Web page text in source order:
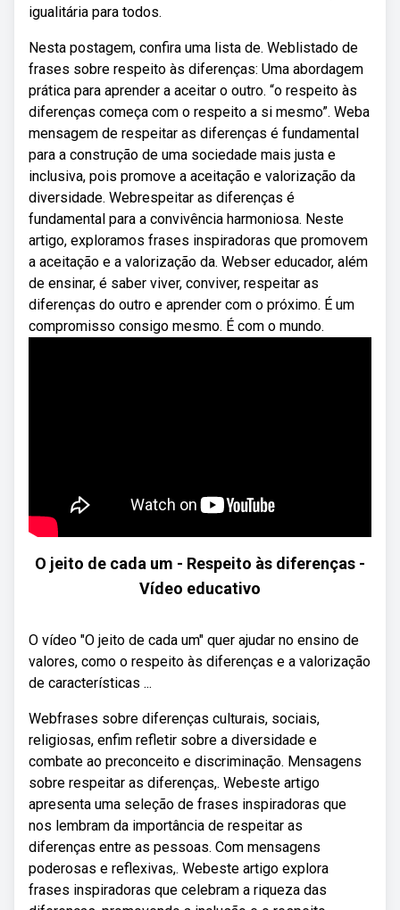
igualitária para todos.
Nesta postagem, confira uma lista de. Weblistado de
frases sobre respeito às diferenças: Uma abordagem
prática para aprender a aceitar o outro. “o respeito às
diferenças começa com o respeito a si mesmo”. Weba
mensagem de respeitar as diferenças é fundamental
para a construção de uma sociedade mais justa e
inclusiva, pois promove a aceitação e valorização da
diversidade. Webrespeitar as diferenças é
fundamental para a convivência harmoniosa. Neste
artigo, exploramos frases inspiradoras que promovem
a aceitação e a valorização da. Webser educador, além
de ensinar, é saber viver, conviver, respeitar as
diferenças do outro e aprender com o próximo. É um
compromisso consigo mesmo. É com o mundo.
O jeito de cada um - Respeito às diferenças -
Vídeo educativo
O vídeo "O jeito de cada um" quer ajudar no ensino de
valores, como o respeito às diferenças e a valorização
de características ...
Webfrases sobre diferenças culturais, sociais,
religiosas, enfim refletir sobre a diversidade e
combate ao preconceito e discriminação. Mensagens
sobre respeitar as diferenças,. Webeste artigo
apresenta uma seleção de frases inspiradoras que
nos lembram da importância de respeitar as
diferenças entre as pessoas. Com mensagens
poderosas e reflexivas,. Webeste artigo explora
frases inspiradoras que celebram a riqueza das